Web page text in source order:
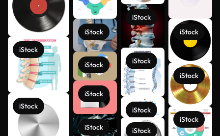
iStock
iStock
iStock
iStock
iStock
iStock
iStock
iStock
iStock
iStock
iStock
iStock
iStock